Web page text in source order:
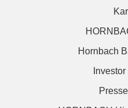
Hornbach